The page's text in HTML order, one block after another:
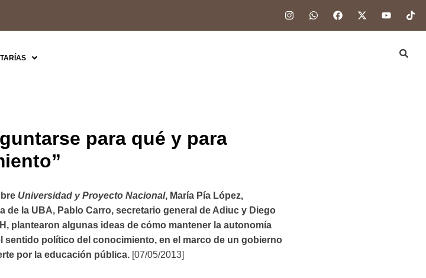
para qué y para
Universidad y Proyecto Nacional, María Pía López,
de la UBA, Pablo Carro, secretario general de Adiuc y Diego
plantearon algunas ideas de cómo mantener la autonomía
sentido político del conocimiento, en el marco de un gobierno
por la educación pública. [07/05/2013]